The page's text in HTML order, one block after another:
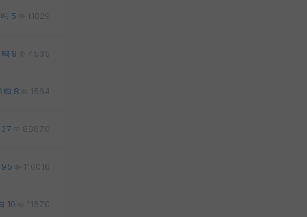
5 11829
9 4535
8 1564
37 88870
95 116016
10 11570